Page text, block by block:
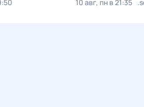
10 авг, пн в 21:35